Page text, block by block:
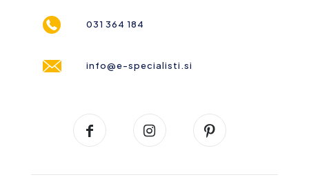
031 364 184
info@e-specialisti.si